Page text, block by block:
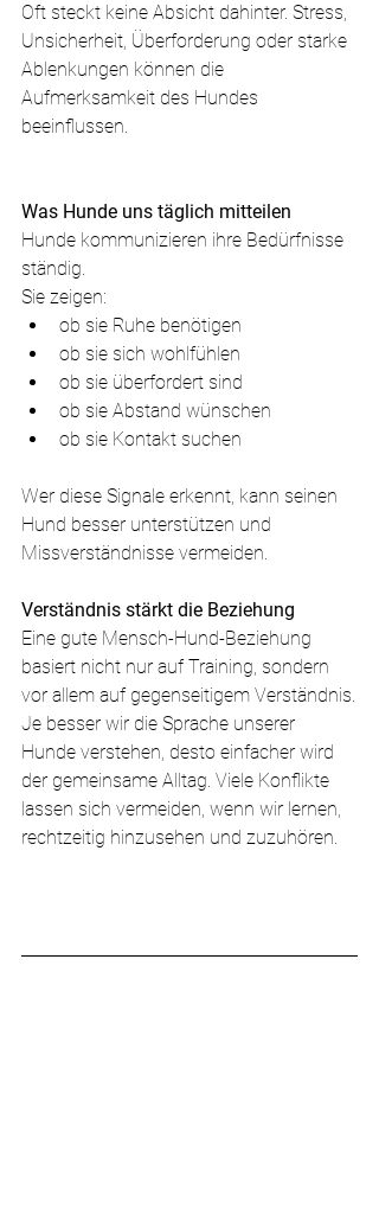
Oft steckt keine Absicht dahinter. Stress,
Unsicherheit, Überforderung oder starke
Ablenkungen können die
Aufmerksamkeit des Hundes
beeinflussen.
Was Hunde uns täglich mitteilen
Hunde kommunizieren ihre Bedürfnisse
ständig.
Sie zeigen:
ob sie Ruhe benötigen
ob sie sich wohlfühlen
ob sie überfordert sind
ob sie Abstand wünschen
ob sie Kontakt suchen
Wer diese Signale erkennt, kann seinen
Hund besser unterstützen und
Missverständnisse vermeiden.
Verständnis stärkt die Beziehung
Eine gute Mensch-Hund-Beziehung
basiert nicht nur auf Training, sondern
vor allem auf gegenseitigem Verständnis.
Je besser wir die Sprache unserer
Hunde verstehen, desto einfacher wird
der gemeinsame Alltag. Viele Konflikte
lassen sich vermeiden, wenn wir lernen,
rechtzeitig hinzusehen und zuzuhören.